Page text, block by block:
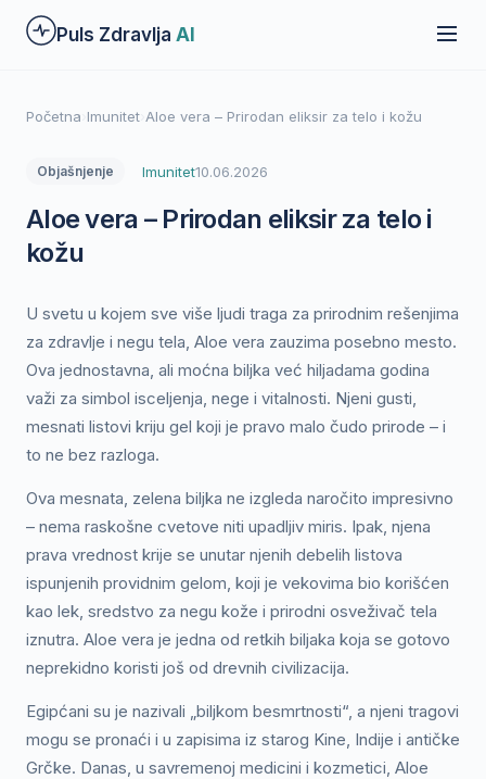
Preskoči
Puls Zdravlja AI
Početna Imunitet Aloe vera – Prirodan eliksir za telo i kožu
Objašnjenje Imunitet10.06.2026
Aloe vera – Prirodan eliksir za telo i
kožu
U svetu u kojem sve više ljudi traga za prirodnim rešenjima
za zdravlje i negu tela, Aloe vera zauzima posebno mesto.
Ova jednostavna, ali moćna biljka već hiljadama godina
važi za simbol isceljenja, nege i vitalnosti. Njeni gusti,
mesnati listovi kriju gel koji je pravo malo čudo prirode – i
to ne bez razloga.
Ova mesnata, zelena biljka ne izgleda naročito impresivno
– nema raskošne cvetove niti upadljiv miris. Ipak, njena
prava vrednost krije se unutar njenih debelih listova
ispunjenih providnim gelom, koji je vekovima bio korišćen
kao lek, sredstvo za negu kože i prirodni osveživač tela
iznutra. Aloe vera je jedna od retkih biljaka koja se gotovo
neprekidno koristi još od drevnih civilizacija.
Egipćani su je nazivali „biljkom besmrtnosti“, a njeni tragovi
mogu se pronaći i u zapisima iz starog Kine, Indije i antičke
Grčke. Danas, u savremenoj medicini i kozmetici, Aloe